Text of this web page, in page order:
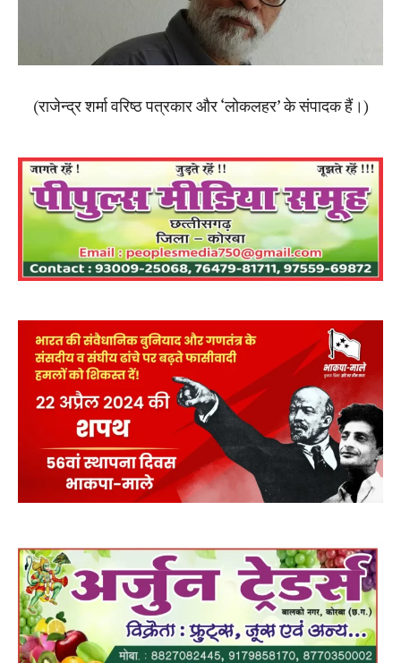
(राजेन्द्र शर्मा वरिष्ठ पत्रकार और ‘लोकलहर’ के संपादक हैं।)